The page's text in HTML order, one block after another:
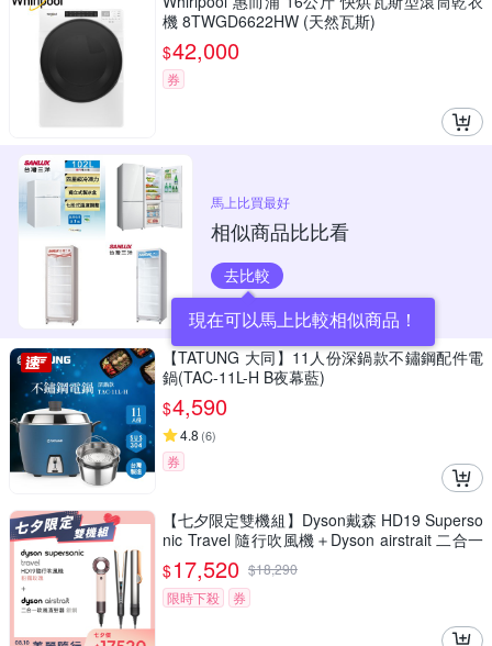
機 8TWGD6622HW (天然瓦斯)
$42,000
券
馬上比買最好
相似商品比比看
去比較
現在可以馬上比較相似商品！
【TATUNG 大同】11人份深鍋款不鏽鋼配件電
鍋(TAC-11L-H B夜幕藍)
$4,590
4.8 (6)
券
【七夕限定雙機組】Dyson戴森 HD19 Superso
nic Travel 隨行吹風機＋Dyson airstrait 二合一
吹風直髮器 HT01
$17,520 $18,290
限時下殺
券